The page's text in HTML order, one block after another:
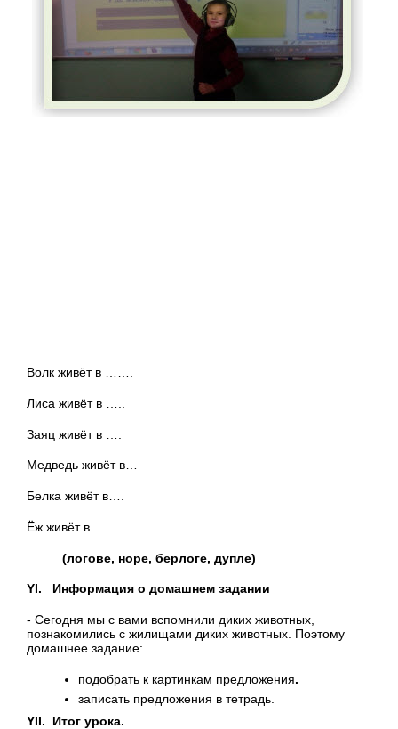
Волк живёт в …….
Лиса живёт в …..
Заяц живёт в ….
Медведь живёт в…
Белка живёт в….
Ёж живёт в …
(логове, норе, берлоге, дупле)
YI. Информация о домашнем задании
- Сегодня мы с вами вспомнили диких животных,
познакомились с жилищами диких животных. Поэтому
домашнее задание:
подобрать к картинкам предложения.
записать предложения в тетрадь.
YII. Итог урока.